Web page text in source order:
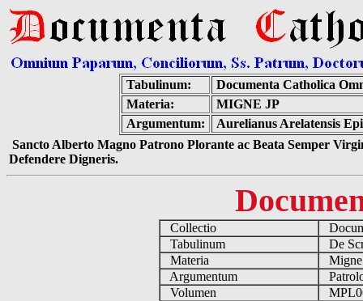
Tabulinum:
Documenta Catholica
Materia:
MIGNE JP
Argumentum:
Aurelianus Arelatensis
Sancto Alberto Magno Patrono Plorante ac Beata Semper
Defendere Digneris.
Collectio
Tabulinum
De
Materia
Argumentum
Volumen